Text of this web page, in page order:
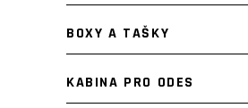
BOXY A TAŠKY
KABINA PRO ODES